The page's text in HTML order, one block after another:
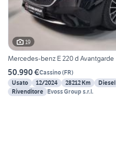
19
Mercedes-benz E 220 d Avantgarde
50.990 €Cassino(FR)
Usato
12/2024 28212 Km Diesel
Rivenditore Evoss Group s.r.l.